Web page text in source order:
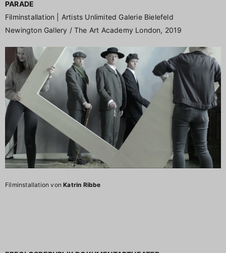
PARADE
Filminstallation | Artists Unlimited Galerie Bielefeld
Newington Gallery / The Art Academy London, 2019
Filminstallation vonKatrin Ribbe